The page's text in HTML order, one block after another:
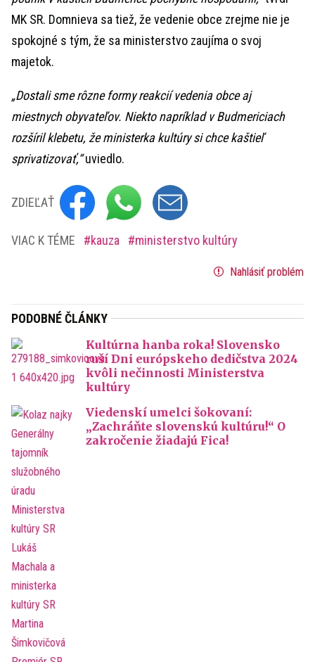
MK SR. Domnieva sa tiež, že vedenie obce zrejme nie je
spokojné s tým, že sa ministerstvo zaujíma o svoj
majetok.
„Dostali sme rôzne formy reakcií vedenia obce aj
miestnych obyvateľov. Niekto napríklad v Budmericiach
rozšíril klebetu, že ministerka kultúry si chce kaštieľ
sprivatizovať,“uviedlo.
ZDIEĽAŤ
VIAC K TÉME kauza ministerstvo kultúry
Nahlásiť problém
PODOBNÉ ČLÁNKY
Kultúrna hanba roka! Slovensko
ruší Dni európskeho dedičstva 2024
kvôli nečinnosti Ministerstva
kultúry
Viedenskí umelci šokovaní:
„Zachráňte slovenskú kultúru!“ O
zakročenie žiadajú Fica!